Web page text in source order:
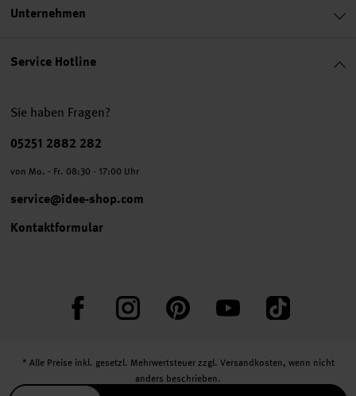
Service Hotline
Sie haben Fragen?
Telefonnummer
05251 2882 282
von Mo. - Fr. 08:30 - 17:00 Uhr
service@idee-shop.com
Kontaktformular
FacebookInstagram PinterestYouTube TikTok
Unternehmen
* Alle Preise inkl. gesetzl. Mehrwertsteuer zzgl. Versandkosten, wenn nicht
anders beschrieben.